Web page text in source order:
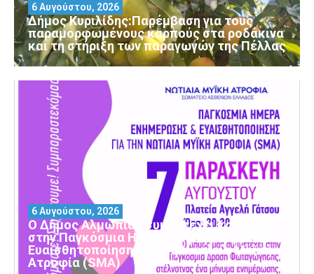
Δήμος Κυριλίδης:Παρέμβαση για τους
παραμορφωμένους καρπούς στα ροδάκινα
και τη στήριξη των παραγωγών της Πέλλας
6 Αυγούστου, 2026
Ο Δήμος Αλμωπίας συμμετέχει και φέτος
στην Παγκόσμια Ημέρα Ενημέρωσης και
Ευαισθητοποίησης για τη Νωτιαία Μυϊκή
Ατροφία (SMA)
6 Αυγούστου, 2026